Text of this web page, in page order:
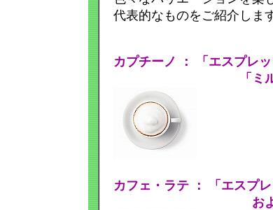
代表的なものをご紹介しま
カプチーノ ： 「エスプレ
「ミルクフォーム
カフェ・ラテ ： 「エスプ
およそ「ミルク２